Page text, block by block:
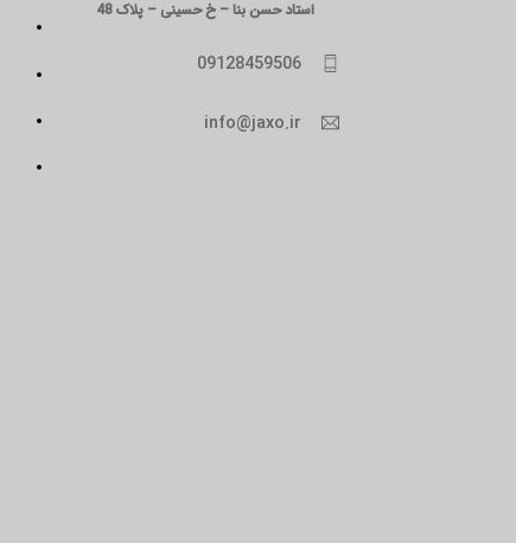
استاد حسن بنا – خ حسینی – پلاک 48
09128459506
info@jaxo.ir